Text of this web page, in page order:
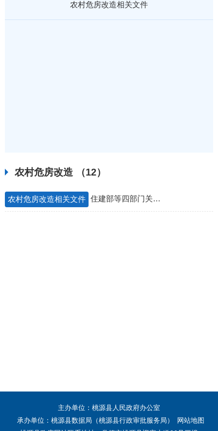
农村危房改造相关文件
农村危房改造 （12）
农村危房改造相关文件 住建部等四部门关于做好农村低收入群体等重点对象住房安全保障工作的实施意见建村〔2021〕35号
主办单位：桃源县人民政府办公室
承办单位：桃源县数据局（桃源县行政审批服务局）
网站地图